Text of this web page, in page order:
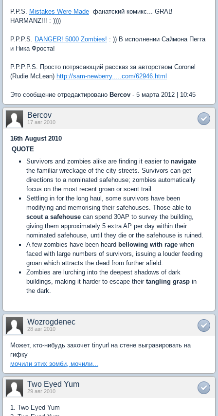
P.P.S. Mistakes Were Made  фанатский комикс... GRAB
HARMANZ!!! : ))))
P.P.P.S. DANGER! 5000 Zombies! : )) В исполнении Саймона Пегга
и Ника Фроста!
P.P.P.P.S. Просто потрясающий рассказ за авторством Coronel
(Rudie McLean) http://sam-newberry.....com/62946.html
Это сообщение отредактировано Bercov - 5 марта 2012 | 10:45
Bercov
17 авг 2010
16th August 2010
QUOTE
Survivors and zombies alike are finding it easier to navigate
the familiar wreckage of the city streets. Survivors can get
directions to a nominated safehouse; zombies automatically
focus on the most recent groan or scent trail.
Settling in for the long haul, some survivors have been
modifying and memorising their safehouses. Those able to
scout a safehouse can spend 30AP to survey the building,
giving them approximately 5 extra AP per day within their
nominated safehouse, until they die or the safehouse is ruined.
A few zombies have been heard bellowing with rage when
faced with large numbers of survivors, issuing a louder feeding
groan which attracts the dead from further afield.
Zombies are lurching into the deepest shadows of dark
buildings, making it harder to escape their tangling grasp in
the dark.
Wozrogdenec
28 авг 2010
Может, кто-нибудь захочет tinyurl на стене выгравировать на
гифку
мочили этих зомби, мочили...
Two Eyed Yum
29 авг 2010
1. Two Eyed Yum